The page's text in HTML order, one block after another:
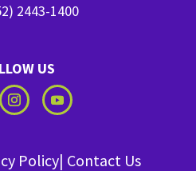
2443-1400
US
Policy| Contact Us